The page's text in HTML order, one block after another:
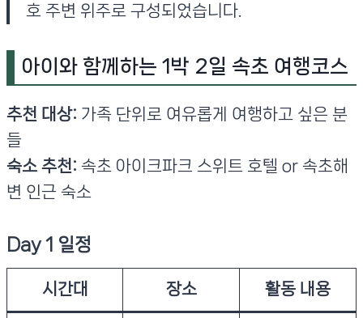
호 주변 위주로 구성되었습니다.
아이와 함께하는 1박 2일 속초 여행코스
추천 대상: 가족 단위로 여유롭게 여행하고 싶은 분
들
숙소 추천: 속초 아이크파크 스위트 호텔 or 속초해
변 인근 숙소
Day 1 일정
시간대 장소 활동 내용